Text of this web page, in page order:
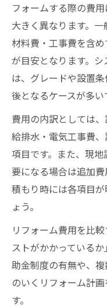
フォームする際の費
大きく異なります。一
材料費・工事費を含
が目安となります。
は、グレードや設置
後となるケースが多い
費用の内訳としては、
給排水・電気工事費
項目です。また、現
要になる場合は追加
積もり時には各項目
ょう。
リフォーム費用を比
ストがかかっている
助金制度の有無や、
のいくリフォーム計
す。